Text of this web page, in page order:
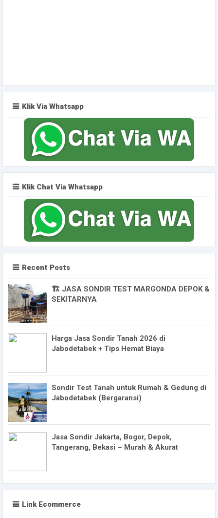
Klik Via Whatsapp
Klik Chat Via Whatsapp
Recent Posts
🏗️ JASA SONDIR TEST MARGONDA DEPOK &
SEKITARNYA
Harga Jasa Sondir Tanah 2026 di
Jabodetabek + Tips Hemat Biaya
Sondir Test Tanah untuk Rumah & Gedung di
Jabodetabek (Bergaransi)
Jasa Sondir Jakarta, Bogor, Depok,
Tangerang, Bekasi – Murah & Akurat
Link Ecommerce